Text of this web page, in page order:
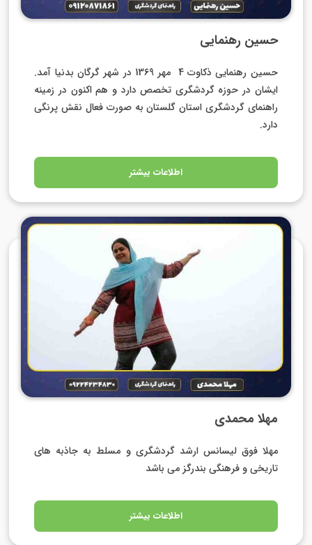
حسین رهنمایی
حسین رهنمایی ذکاوت 4 مهر 13۶9 در شهر گرگان بدنیا آمد.
ایشان در حوزه گردشگری تخصص دارد و هم اکنون در زمینه
راهنمای گردشگری استان گلستان به صورت فعال نقش پرنگی
دارد.
اطلاعات بیشتر
مهلا محمدی
مهلا فوق لیسانس ارشد گردشگری و مسلط به جاذبه های
تاریخی و فرهنگی بندرگز می باشد
اطلاعات بیشتر